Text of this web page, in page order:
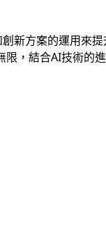
新方案的運用來
限，結合AI技術的